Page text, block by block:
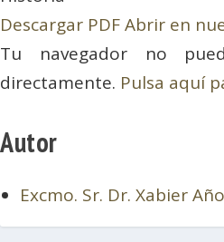
Descargar PDFAbrir en
Tu navegador no
directamente. Pulsa aquí
Autor
Excmo. Sr. Dr. Xabier